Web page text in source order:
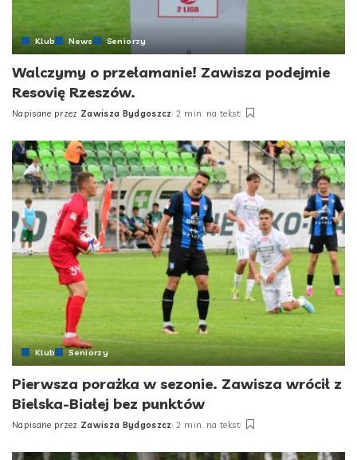
Klub News Seniorzy
Walczymy o przełamanie! Zawisza podejmie
Resovię Rzeszów.
Posted
Napisane przez Zawisza Bydgoszcz 2 min. na tekst
Klub Seniorzy
Pierwsza porażka w sezonie. Zawisza wrócił z
Bielska-Białej bez punktów
Posted
Napisane przez Zawisza Bydgoszcz 2 min. na tekst